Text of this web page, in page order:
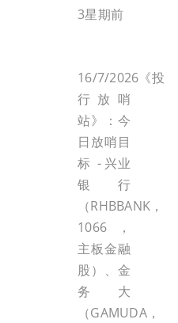
3星期前
16/7/2026《投
行放哨
站》：今
日放哨目
标 - 兴业
银行
（RHBBANK，
1066，
主板金融
股）、金
务大
（GAMUDA，